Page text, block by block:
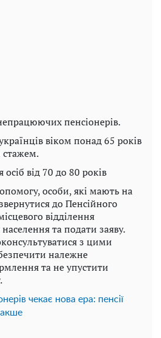
пенсіонерів.
віком понад 65 років
стажем.
від 70 до 80 років
особи, які мають на
до Пенсійного
відділення
та подати заяву.
з цими
належне
та не упустити
чекає нова ера: пенсії